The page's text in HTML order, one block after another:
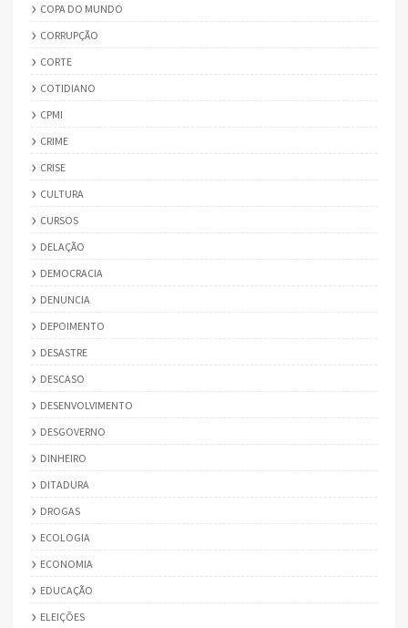
COPA DO MUNDO
CORRUPÇÃO
CORTE
COTIDIANO
CPMI
CRIME
CRISE
CULTURA
CURSOS
DELAÇÃO
DEMOCRACIA
DENUNCIA
DEPOIMENTO
DESASTRE
DESCASO
DESENVOLVIMENTO
DESGOVERNO
DINHEIRO
DITADURA
DROGAS
ECOLOGIA
ECONOMIA
EDUCAÇÃO
ELEIÇÕES